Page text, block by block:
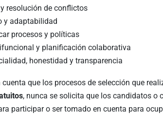
resolución de conflictos
y adaptabilidad
procesos y políticas
y planificación colaborativa
honestidad y transparencia
que los procesos de selección que
, nunca se solicita que los candidatos o
participar o ser tomado en cuenta para